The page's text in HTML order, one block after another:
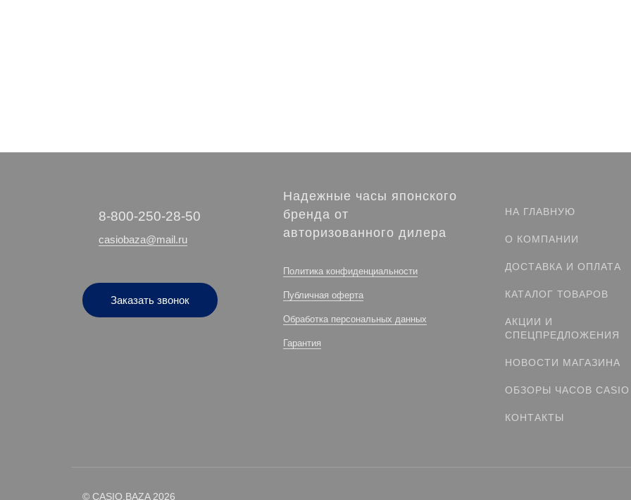
‭8-800-250-28-50
casiobaza@mail.ru
Заказать звонок
Надежные часы японского
бренда от
авторизованного дилера
Политика конфиденциальности
Публичная оферта
Обработка персональных данных
Гарантия
НА ГЛАВНУЮ
О КОМПАНИИ
ДОСТАВКА И ОПЛАТА
КАТАЛОГ ТОВАРОВ
АКЦИИ И
СПЕЦПРЕДЛОЖЕНИЯ
НОВОСТИ МАГАЗИНА
ОБЗОРЫ ЧАСОВ CASIO
КОНТАКТЫ
© CASIO.BAZA 2026